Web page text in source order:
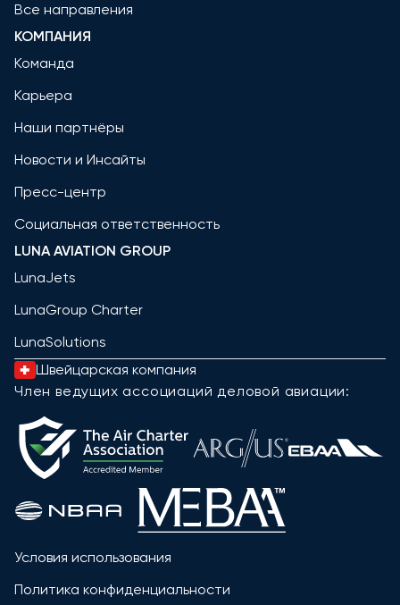
Все направления
КОМПАНИЯ
Команда
Карьера
Наши партнёры
Новости и Инсайты
Пресс-центр
Социальная ответственность
LUNA AVIATION GROUP
LunaJets
LunaGroup Charter
LunaSolutions
Швейцарская компания
Член ведущих ассоциаций деловой авиации:
Условия использования
Политика конфиденциальности